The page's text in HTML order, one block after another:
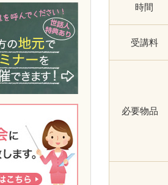
時間
受講料
必要物品